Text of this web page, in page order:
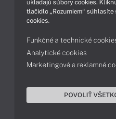
Ako nakupovať
Podpora a servis
Servisné
043 4224 771
ukladajú súbory cookies.
tlačidlo „Rozumiem“ súhlasíte
cookies.
Funkčné a technické
Analytické cookies
Marketingové a reklamné
POVOLIŤ